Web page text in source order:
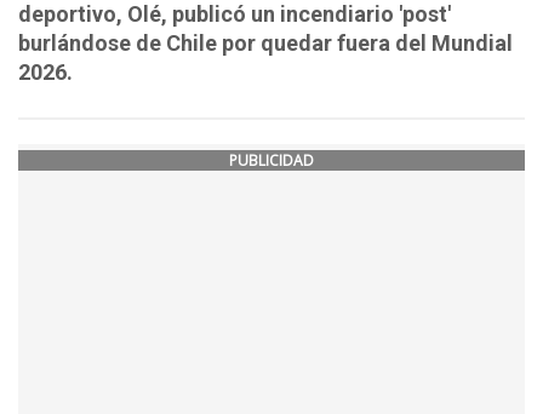
deportivo, Olé, publicó un incendiario 'post'
burlándose de Chile por quedar fuera del Mundial
2026.
PUBLICIDAD